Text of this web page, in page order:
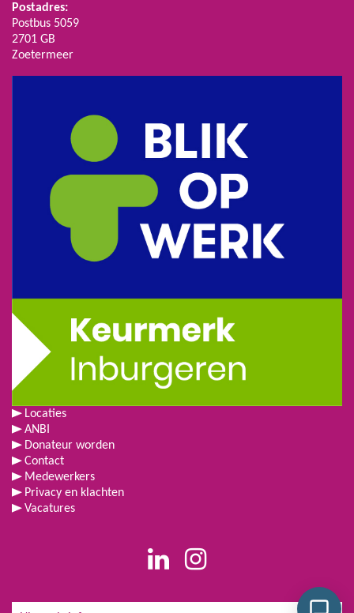
Postadres:
Postbus 5059
2701 GB
Zoetermeer
Locaties
ANBI
Donateur worden
Contact
Medewerkers
Privacy en klachten
Vacatures